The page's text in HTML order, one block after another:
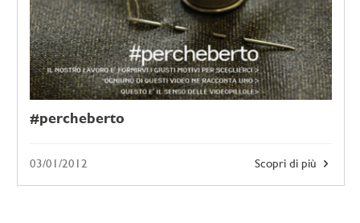
#percheberto
Scopri di più
03/01/2012